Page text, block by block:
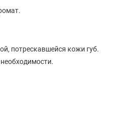
потрескавшейся кожи губ.